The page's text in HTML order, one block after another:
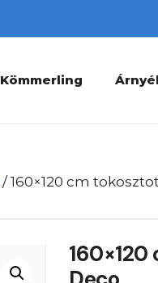
Kömmerling
/ 160×120 cm